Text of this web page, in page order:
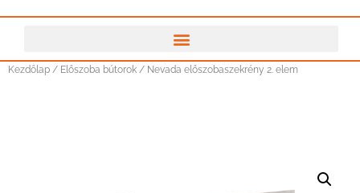
Kezdőlap / Előszoba bútorok / Nevada előszobaszekrény 2. elem